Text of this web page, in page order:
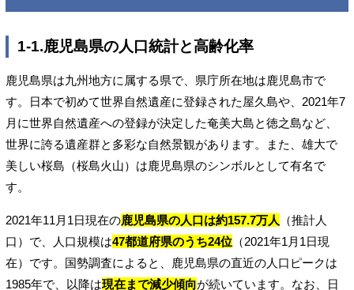
1-1.鹿児島県の人口統計と高齢化率
鹿児島県は九州地方に属する県で、県庁所在地は鹿児島市で
す。日本で初めて世界自然遺産に登録された屋久島や、2021年7
月に世界自然遺産への登録が決定した奄美大島と徳之島など、
世界に誇る遺産群と多彩な自然景観があります。また、雄大で
美しい桜島（桜島火山）は鹿児島県のシンボルとして有名で
す。
2021年11月1日現在の鹿児島県の人口は約157.7万人
（推計人
口）で、人口規模は47都道府県のうち24位 （2021年1月1日現
在）です。国勢調査によると、鹿児島県の直近の人口ピークは
1985年で、以降は現在まで減少傾向が続いています。なお、日